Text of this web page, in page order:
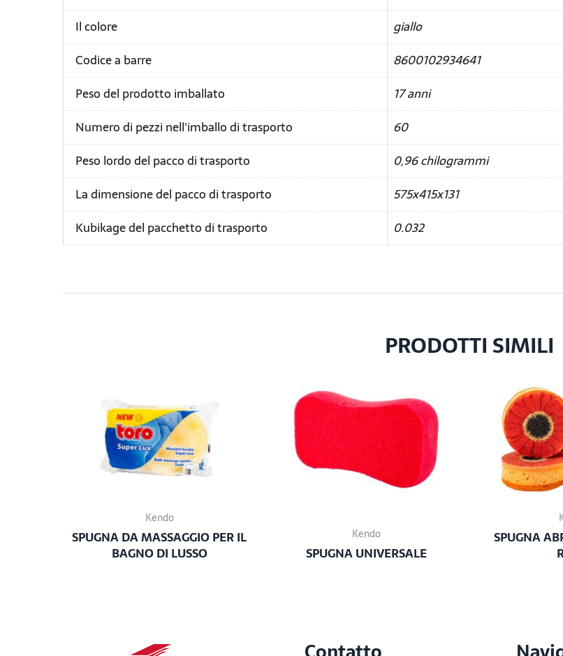
Il colore
giallo
Codice a barre
8600102934641
Peso del prodotto imballato
17 anni
Numero di pezzi nell'imballo di trasporto
60
Peso lordo del pacco di trasporto
0,96 chilogrammi
La dimensione del pacco di trasporto
575x415x131
Kubikage del pacchetto di trasporto
0.032
PRODOTTI SIMILI
Kendo
SPUGNA DA MASSAGGIO PER IL
BAGNO DI LUSSO
Kendo
SPUGNA UNIVERSALE
SPUGNA